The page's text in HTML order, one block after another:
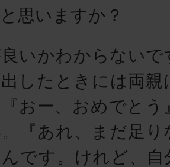
思いますか？
いかわからない
したときには両
おー、おめでと
。『あれ、まだ足
です。けれど、